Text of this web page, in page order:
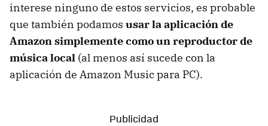
interese ninguno de estos servicios, es probable
que también podamos usar la aplicación de
Amazon simplemente como un reproductor de
música local (al menos así sucede con la
aplicación de Amazon Music para PC).